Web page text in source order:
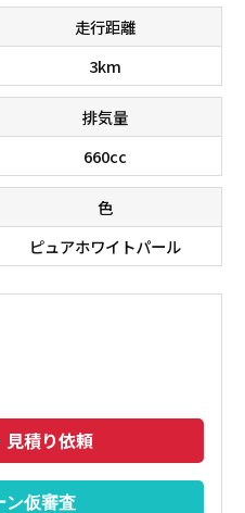
のでご相談下さいませ。 ■□■□■
走行距離
3km
排気量
660cc
色
ピュアホワイトパール
見積り依頼
ン仮審査